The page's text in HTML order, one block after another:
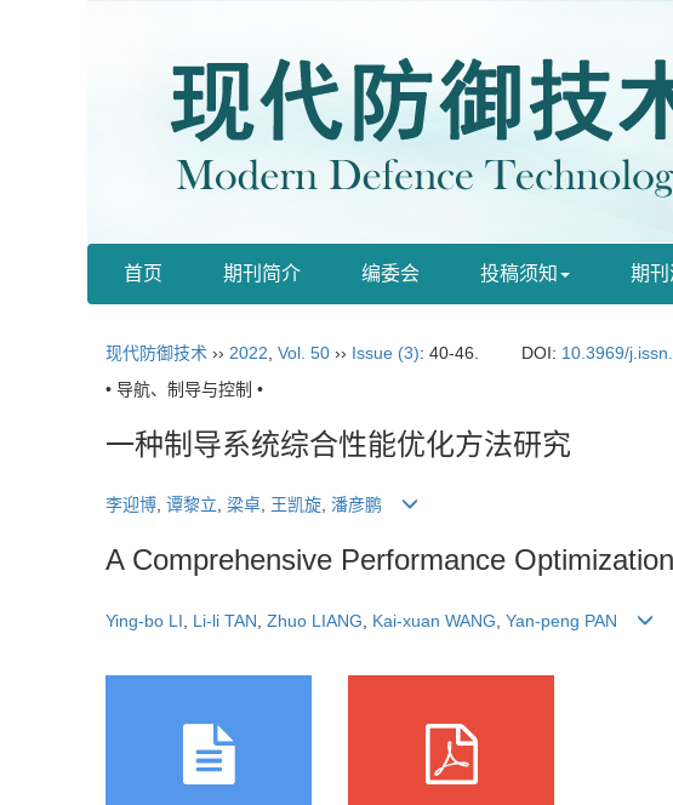
首页 期刊简介 编委会 投稿须知 期刊
现代防御技术 ›› 2022 Vol. 50 ›› Issue (3): 40-46. DOI: 10.3969/
• 导航、制导与控制 •
一种制导系统综合性能优化方法研究
李迎博, 谭黎立, 梁卓, 王凯旋, 潘彦鹏
A Comprehensive Performance
Ying-bo LI Li-li TAN Zhuo LIANG Kai-xuan WANG Yan-peng PAN